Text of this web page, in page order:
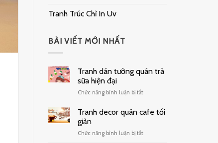
Tranh Trúc Chỉ In Uv
BÀI VIẾT MỚI NHẤT
Tranh dán tường quán trà
sữa hiện đại
Chức năng bình luận bị tắtở
dán
trà
Tranh decor quán cafe tối
giản
Chức năng bình luận bị tắtở